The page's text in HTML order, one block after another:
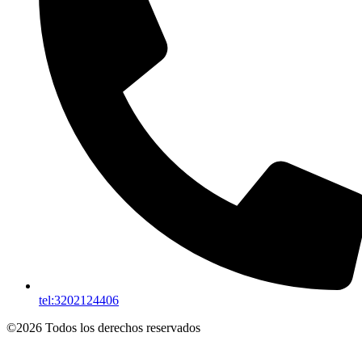
tel:3202124406
©2026 Todos los derechos reservados